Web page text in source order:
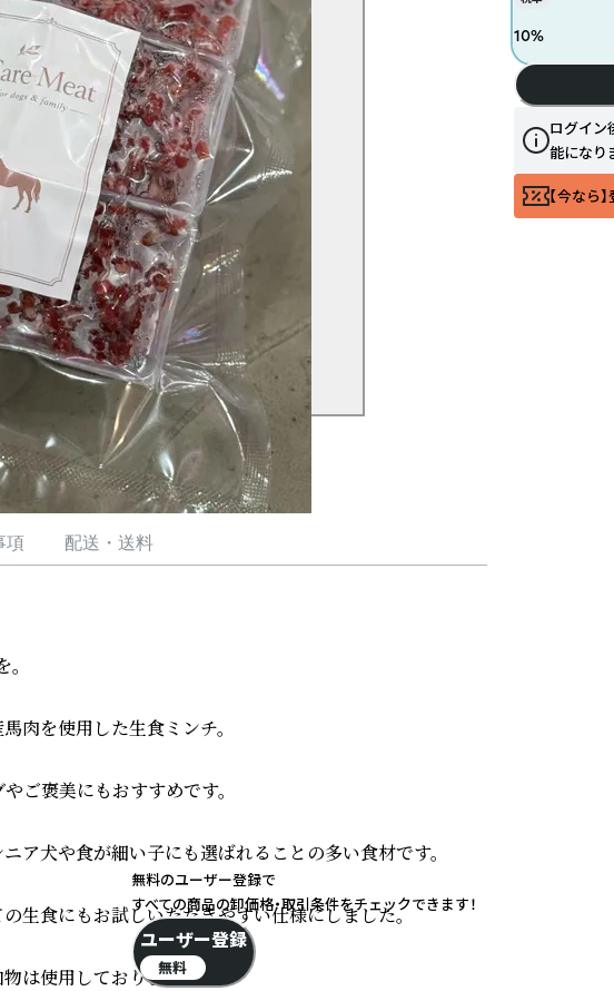
項 配送・送料
肉を使用した生食ミンチ。
ご褒美にもおすすめです。
ア犬や食が細い子にも選ばれることの多い食材です。
生食にもお試しいただきやすい仕様にしました。
は使用しておりません。
10%
ログイン
能になり
【今なら
無料のユーザー登録で
すべての商品の卸価格・取引条件をチェックできます！
ユーザー登録
無料